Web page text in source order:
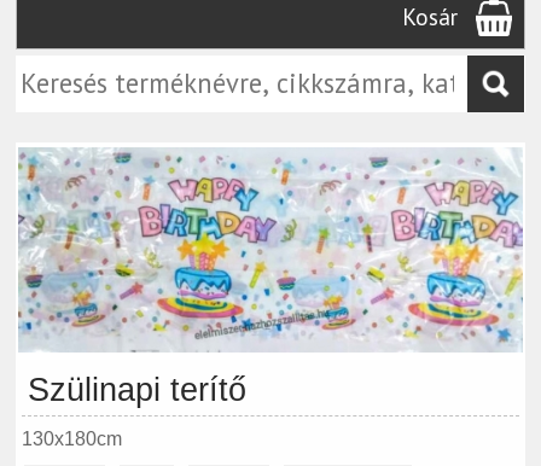
Kosár
Szülinapi terítő
130x180cm